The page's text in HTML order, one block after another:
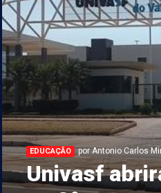
EDUCAÇÃO por Antonio Carlos
Univasf